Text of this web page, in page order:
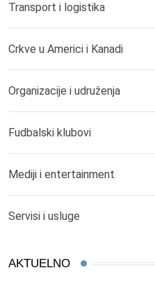
Transport i logistika
Crkve u Americi i Kanadi
Organizacije i udruženja
Fudbalski klubovi
Mediji i entertainment
Servisi i usluge
AKTUELNO